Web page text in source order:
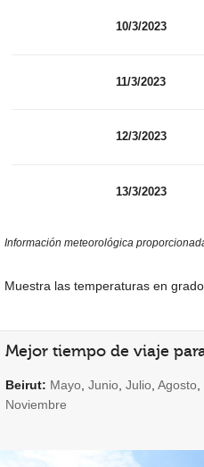
10/3/2023
11/3/2023
12/3/2023
13/3/2023
Información meteorológica
Muestra las temperaturas en
Mejor tiempo de viaje
Beirut: Mayo Junio Julio Agosto
Noviembre